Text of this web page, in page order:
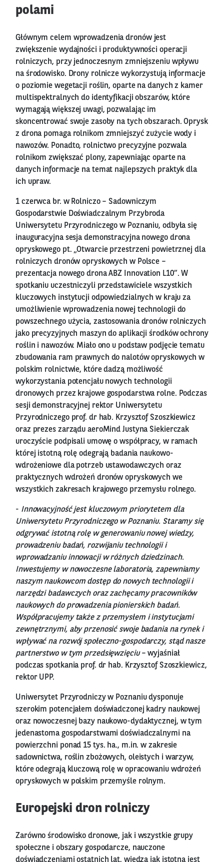
polami
Głównym celem wprowadzenia dronów jest
zwiększenie wydajności i produktywności operacji
rolniczych, przy jednoczesnym zmniejszeniu wpływu
na środowisko. Drony rolnicze wykorzystują informacje
o poziomie wegetacji roślin, oparte na danych z kamer
multispektralnych do identyfikacji obszarów, które
wymagają większej uwagi, pozwalając im
skoncentrować swoje zasoby na tych obszarach. Oprysk
z drona pomaga rolnikom zmniejszyć zużycie wody i
nawozów. Ponadto, rolnictwo precyzyjne pozwala
rolnikom zwiększać plony, zapewniając oparte na
danych informacje na temat najlepszych praktyk dla
ich upraw.
1 czerwca br. w Rolniczo – Sadowniczym
Gospodarstwie Doświadczalnym Przybroda
Uniwersytetu Przyrodniczego w Poznaniu, odbyła się
inauguracyjna sesja demonstracyjna nowego drona
opryskowego pt. „Otwarcie przestrzeni powietrznej dla
rolniczych dronów opryskowych w Polsce –
prezentacja nowego drona ABZ Innovation L10”. W
spotkaniu uczestniczyli przedstawiciele wszystkich
kluczowych instytucji odpowiedzialnych w kraju za
umożliwienie wprowadzenia nowej technologii do
powszechnego użycia, zastosowania dronów rolniczych
jako precyzyjnych maszyn do aplikacji środków ochrony
roślin i nawozów. Miało ono u podstaw podjęcie tematu
zbudowania ram prawnych do nalotów opryskowych w
polskim rolnictwie, które dadzą możliwość
wykorzystania potencjału nowych technologii
dronowych przez krajowe gospodarstwa rolne. Podczas
sesji demonstracyjnej rektor Uniwersytetu
Przyrodniczego prof. dr hab. Krzysztof Szoszkiewicz
oraz prezes zarządu aeroMind Justyna Siekierczak
uroczyście podpisali umowę o współpracy, w ramach
której istotną rolę odegrają badania naukowo-
wdrożeniowe dla potrzeb ustawodawczych oraz
praktycznych wdrożeń dronów opryskowych we
wszystkich zakresach krajowego przemysłu rolnego.
- Innowacyjność jest kluczowym priorytetem dla
Uniwersytetu Przyrodniczego w Poznaniu. Staramy się
odgrywać istotną rolę w generowaniu nowej wiedzy,
prowadzeniu badań, rozwijaniu technologii i
wprowadzaniu innowacji w różnych dziedzinach.
Inwestujemy w nowoczesne laboratoria, zapewniamy
naszym naukowcom dostęp do nowych technologii i
narzędzi badawczych oraz zachęcamy pracowników
naukowych do prowadzenia pionierskich badań.
Współpracujemy także z przemysłem i instytucjami
zewnętrznymi, aby przenosić swoje badania na rynek i
wpływać na rozwój społeczno-gospodarczy, stąd nasze
partnerstwo w tym przedsięwzięciu– wyjaśniał
podczas spotkania prof. dr hab. Krzysztof Szoszkiewicz,
rektor UPP.
Uniwersytet Przyrodniczy w Poznaniu dysponuje
szerokim potencjałem doświadczonej kadry naukowej
oraz nowoczesnej bazy naukowo-dydaktycznej, w tym
jedenastoma gospodarstwami doświadczalnymi na
powierzchni ponad 15 tys. ha., m.in. w zakresie
sadownictwa, roślin zbożowych, oleistych i warzyw,
które odegrają kluczową rolę w opracowaniu wdrożeń
opryskowych w polskim przemyśle rolnym.
Europejski dron rolniczy
Zarówno środowisko dronowe, jak i wszystkie grupy
społeczne i obszary gospodarcze, nauczone
doświadczeniami ostatnich lat, wiedzą jak istotna jest